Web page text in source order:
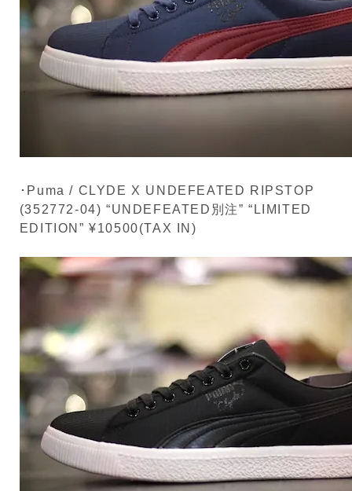
･Puma / CLYDE X UNDEFEATED RIPSTOP
(352772-04) “UNDEFEATED別注” “LIMITED
EDITION” ¥10500(TAX IN)